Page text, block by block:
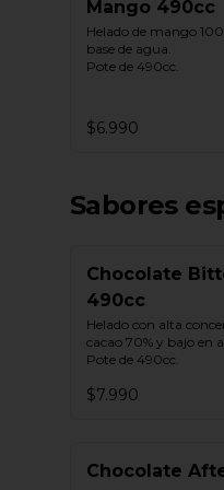
Mango 490cc
Helado de mango
base de agua.
Pote de 490cc.
$6.990
Sabores
Chocolate
490cc
Helado con alta
cacao 70% y bajo en
Pote de 490cc.
$7.990
Chocolate